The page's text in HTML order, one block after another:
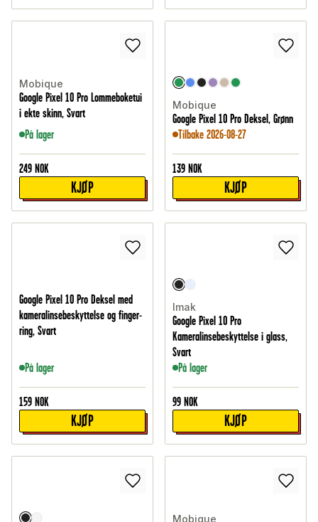
Mobique
Google Pixel 10 Pro Lommeboketui
i ekte skinn, Svart
På lager
249 NOK
KJØP
Mobique
Google Pixel 10 Pro Deksel, Grønn
Tilbake 2026-08-27
139 NOK
KJØP
Google Pixel 10 Pro Deksel med
kameralinsebeskyttelse og finger-
ring, Svart
På lager
159 NOK
KJØP
Imak
Google Pixel 10 Pro
Kameralinsebeskyttelse i glass,
Svart
På lager
99 NOK
KJØP
Mobique